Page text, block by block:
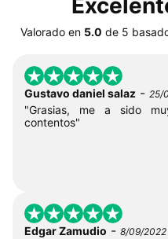
Valorado en 5.0 de 5
Gustavo daniel salaz - 25/
"Grasias, me a sido
contentos"
Edgar Zamudio - 8/09/2022